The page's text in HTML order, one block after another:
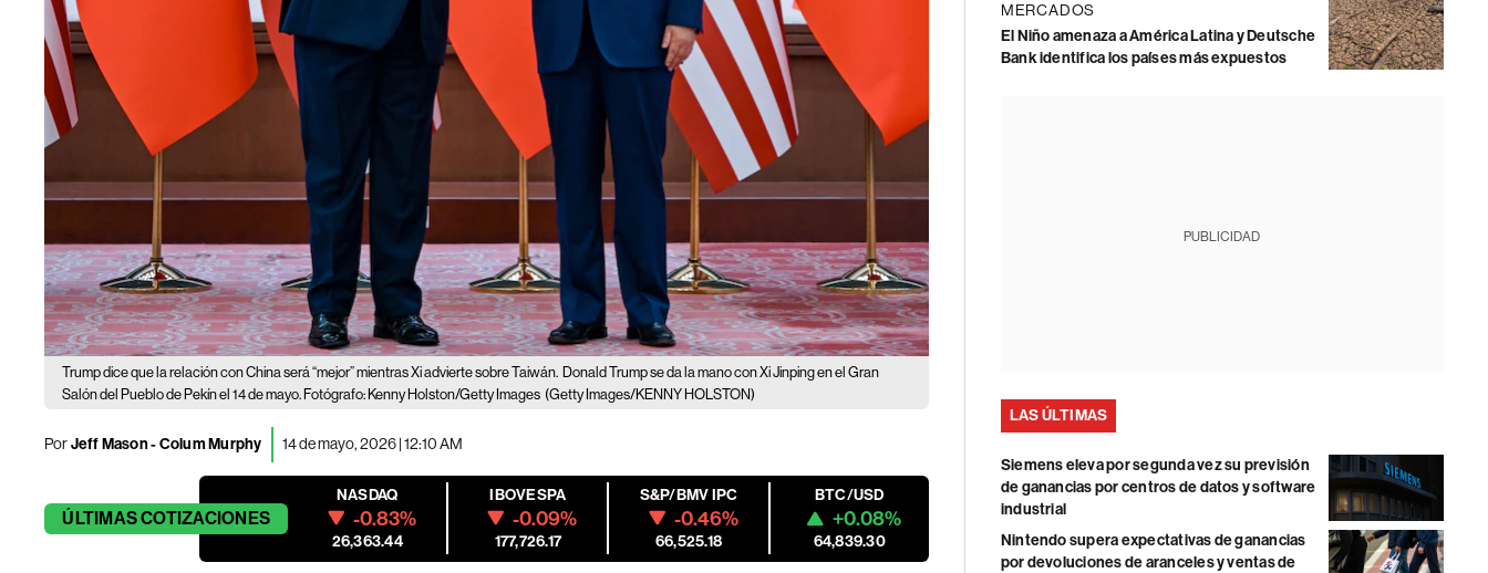
Trump dice que la relación con China será “mejor” mientras Xi advierte sobre Taiwán. Donald Trump se da la mano con Xi Jinping en el Gran
Salón del Pueblo de Pekín el 14 de mayo. Fotógrafo: Kenny Holston/Getty Images (Getty Images/KENNY HOLSTON)
PorJeff Mason - Colum Murphy 14 de mayo, 2026 | 12:10 AM
ÚLTIMASCOTIZACIONES
NASDAQ
-0.83%
26,363.44
IBOVESPA
-0.09%
177,726.17
S&P/BMV IPC
-0.46%
66,525.18
BTC/USD
+0.08%
64,839.30
MERCADOS
El Niño amenaza a América Latina y Deutsche
Bank identifica los países más expuestos
PUBLICIDAD
LAS ÚLTIMAS
Siemens eleva por segunda vez su previsión
de ganancias por centros de datos y software
industrial
Nintendo supera expectativas de ganancias
por devoluciones de aranceles y ventas de